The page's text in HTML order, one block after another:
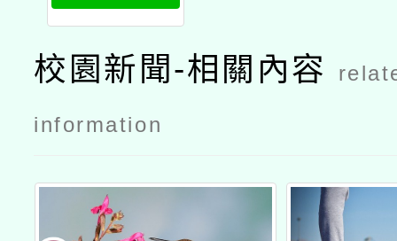
校園新聞-相關內容
information